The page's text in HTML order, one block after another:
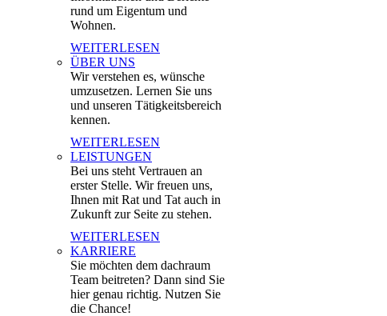
rund um Eigentum und
Wohnen.
WEITERLESEN
ÜBER UNS
Wir verstehen es, wünsche
umzusetzen. Lernen Sie uns
und unseren Tätigkeitsbereich
kennen.
WEITERLESEN
LEISTUNGEN
Bei uns steht Vertrauen an
erster Stelle. Wir freuen uns,
Ihnen mit Rat und Tat auch in
Zukunft zur Seite zu stehen.
WEITERLESEN
KARRIERE
Sie möchten dem dachraum
Team beitreten? Dann sind Sie
hier genau richtig. Nutzen Sie
die Chance!